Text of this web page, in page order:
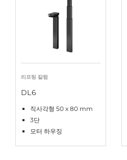
리프팅 칼럼
DL6
직사각형 50 x 80 mm
3단
모터 하우징